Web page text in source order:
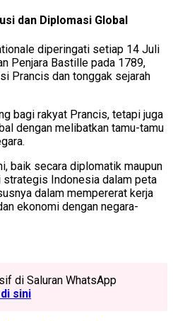
dan Diplomasi Global
diperingati setiap 14 Juli
Penjara Bastille pada 1789,
Prancis dan tonggak sejarah
bagi rakyat Prancis, tetapi juga
dengan melibatkan tamu-tamu
baik secara diplomatik maupun
Indonesia dalam peta
dalam mempererat kerja
ekonomi dengan negara-
di Saluran WhatsApp
sini